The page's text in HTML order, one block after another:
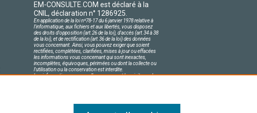
EM-CONSULTE.COM est déclaré à la
CNIL, déclaration n° 1286925.
En application de la loi nº78-17 du 6 janvier 1978 relative à
l'informatique, aux fichiers et aux libertés, vous disposez
des droits d'opposition (art.26 de la loi), d'accès (art.34 à 38
de la loi), et de rectification (art.36 de la loi) des données
vous concernant. Ainsi, vous pouvez exiger que soient
rectifiées, complétées, clarifiées, mises à jour ou effacées
les informations vous concernant qui sont inexactes,
incomplètes, équivoques, périmées ou dont la collecte ou
l'utilisation ou la conservation est interdite.
Les informations personnelles concernant les visiteurs de